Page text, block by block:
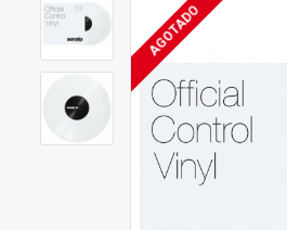
AGOTADO